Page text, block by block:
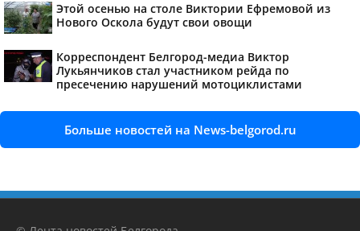
Этой осенью на столе Виктории Ефремовой из
Нового Оскола будут свои овощи
Корреспондент Белгород-медиа Виктор
Лукьянчиков стал участником рейда по
пресечению нарушений мотоциклистами
Больше новостей на News-belgorod.ru